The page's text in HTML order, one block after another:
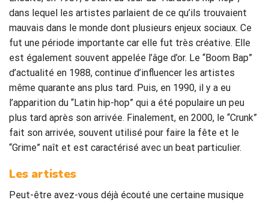
dans lequel les artistes parlaient de ce qu’ils trouvaient
mauvais dans le monde dont plusieurs enjeux sociaux. Ce
fut une période importante car elle fut très créative. Elle
est également souvent appelée l’âge d’or. Le “Boom Bap”
d’actualité en 1988, continue d’influencer les artistes
même quarante ans plus tard. Puis, en 1990, il y a eu
l’apparition du “Latin hip-hop” qui a été populaire un peu
plus tard après son arrivée. Finalement, en 2000, le “Crunk”
fait son arrivée, souvent utilisé pour faire la fête et le
“Grime” naît et est caractérisé avec un beat particulier.
Les artistes
Peut-être avez-vous déjà écouté une certaine musique